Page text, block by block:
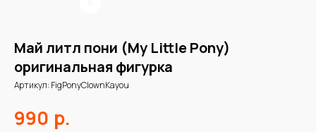
Май литл пони (My Little Pony)
оригинальная фигурка
Артикул:FigPonyClownKayou
990 р.